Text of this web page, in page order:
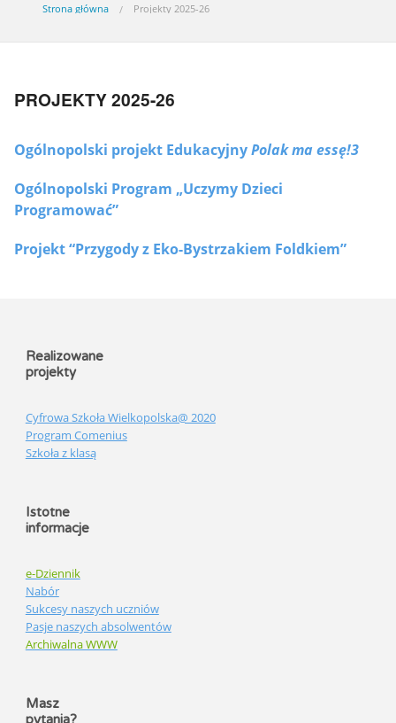
Strona główna Projekty 2025-26
PROJEKTY 2025-26
Ogólnopolski projekt EdukacyjnyPolak ma essę!3
Ogólnopolski Program „Uczymy Dzieci
Programować”
Projekt “Przygody z Eko-Bystrzakiem Foldkiem”
Realizowane
projekty
Cyfrowa Szkoła Wielkopolska@ 2020
Program Comenius
Szkoła z klasą
Istotne
informacje
e-Dziennik
Nabór
Sukcesy naszych uczniów
Pasje naszych absolwentów
Archiwalna WWW
Masz
pytania?